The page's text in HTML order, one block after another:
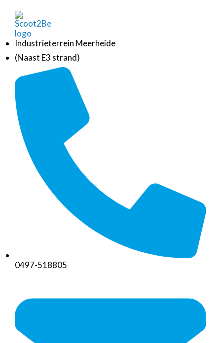
Industrieterrein Meerheide
(Naast E3 strand)
0497-518805